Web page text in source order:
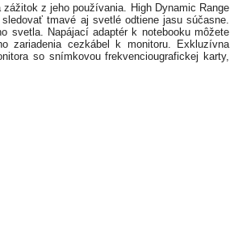
z jeho používania. High Dynamic Range
tmavé aj svetlé odtiene jasu súčasne.
svetla. Napájací adaptér k notebooku môžete
zariadenia cezkábel k monitoru. Exkluzívna
so snímkovou frekvenciougrafickej karty,